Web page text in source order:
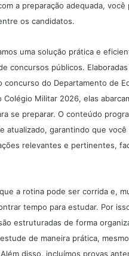
a preparação adequada, você
os candidatos.
uma solução prática e
concursos públicos.
concurso do Departamento de
Colégio Militar 2026, elas
se preparar. O conteúdo
atualizado, garantindo que você
relevantes e pertinentes,
a rotina pode ser corrida e,
tempo para estudar. Por
estruturadas de forma
de maneira prática,
disso, incluímos provas